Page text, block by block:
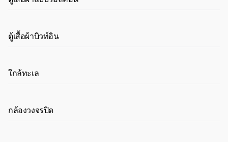
ตู้เสื้อผ้าบิวท์อิน
ใกล้ทะเล
กล้องวงจรปิด